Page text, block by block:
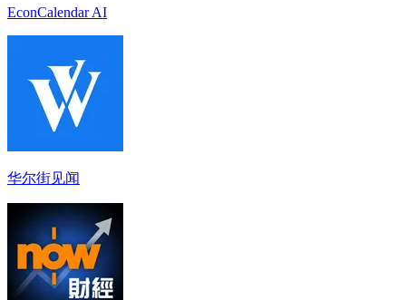
EconCalendar AI
华尔街见闻